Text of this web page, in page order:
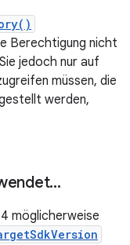
Berechtigung nicht
jedoch nur auf
müssen, die
werden,
möglicherweise